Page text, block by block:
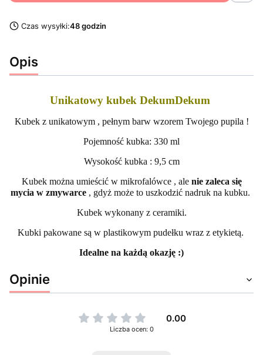
Czas wysyłki:48 godzin
Opis
Unikatowy kubek DekumDekum
Kubek z unikatowym , pełnym barw wzorem Twojego pupila !
Pojemność kubka: 330 ml
Wysokość kubka : 9,5 cm
Kubek można umieścić w mikrofalówce , ale nie zaleca się
mycia w zmywarce , gdyż może to uszkodzić nadruk na kubku.
Kubek wykonany z ceramiki.
Kubki pakowane są w plastikowym pudełku wraz z etykietą.
Idealne na każdą okazję :)
Opinie
0.00
Liczba ocen: 0